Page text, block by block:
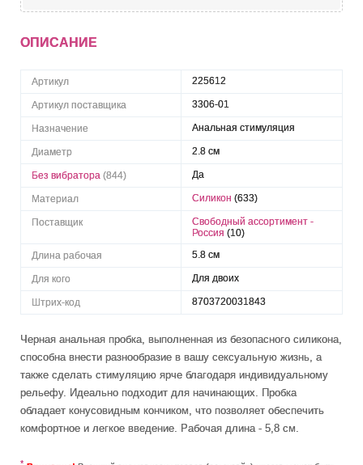
ОПИСАНИЕ
Артикул 225612
Артикул поставщика 3306-01
Назначение Анальная стимуляция
Диаметр 2.8 см
Без вибратора (844) Да
Материал Силикон (633)
Поставщик
Свободный ассортимент -
Россия (10)
Длина рабочая
5.8 см
Для кого Для двоих
Штрих-код 8703720031843
Черная анальная пробка, выполненная из безопасного силикона,
способна внести разнообразие в вашу сексуальную жизнь, а
также сделать стимуляцию ярче благодаря индивидуальному
рельефу. Идеально подходит для начинающих. Пробка
обладает конусовидным кончиком, что позволяет обеспечить
комфортное и легкое введение. Рабочая длина - 5,8 см.